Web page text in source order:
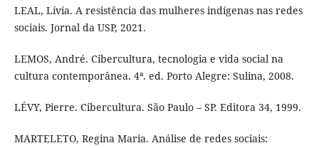
LEAL, Lívia. A resistência das mulheres indígenas nas redes
sociais. Jornal da USP, 2021.
LEMOS, André. Cibercultura, tecnologia e vida social na
cultura contemporânea. 4ª. ed. Porto Alegre: Sulina, 2008.
LÉVY, Pierre. Cibercultura. São Paulo – SP. Editora 34, 1999.
MARTELETO, Regina Maria. Análise de redes sociais: